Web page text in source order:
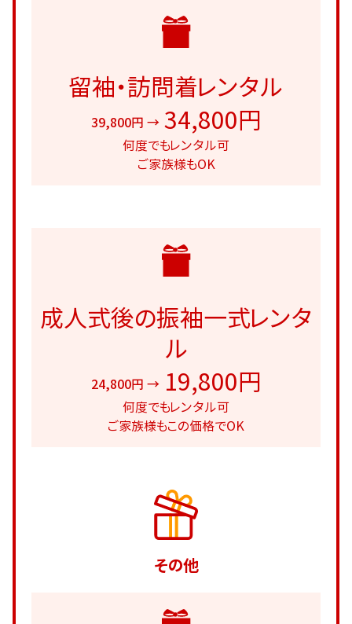
留袖・訪問着レンタル
39,800円 → 34,800円
何度でもレンタル可
ご家族様もOK
成人式後の振袖一式レンタ
ル
24,800円 → 19,800円
何度でもレンタル可
ご家族様もこの価格でOK
その他